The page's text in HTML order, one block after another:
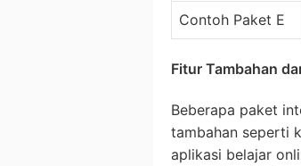
Contoh Paket E
Fitur Tambahan
Beberapa paket
tambahan seperti
aplikasi belajar